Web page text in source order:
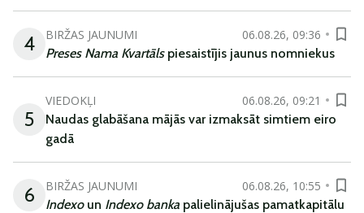
4 BIRŽAS JAUNUMI
06.08.26, 09:36
Preses Nama Kvartāls piesaistījis jaunus nomniekus
5
VIEDOKĻI
06.08.26, 09:21
Naudas glabāšana mājās var izmaksāt simtiem eiro
gadā
6 BIRŽAS JAUNUMI
06.08.26, 10:55
Indexoun Indexo banka palielinājušas pamatkapitālu